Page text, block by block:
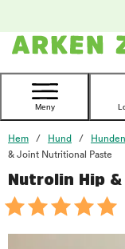
Kontakta
Meny
Hem Hund
& Joint Nutritional Paste
Nutrolin Hip
foo